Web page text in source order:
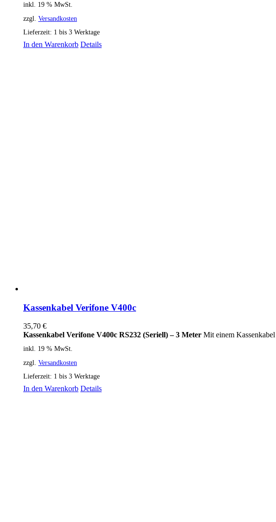
inkl. 19 % MwSt.
zzgl. Versandkosten
Lieferzeit: 1 bis 3 Werktage
In den Warenkorb Details
Kassenkabel Verifone V400c
35,70 €
Kassenkabel Verifone V400c RS232 (Seriell) – 3 Meter Mit einem
inkl. 19 % MwSt.
zzgl. Versandkosten
Lieferzeit: 1 bis 3 Werktage
In den Warenkorb Details